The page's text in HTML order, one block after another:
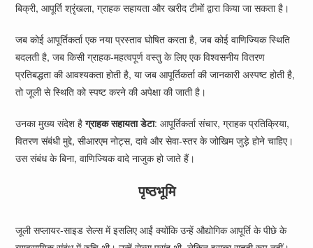
बिक्री, आपूर्ति श्रृंखला, ग्राहक सहायता और खरीद टीमों द्वारा किया जा सकता है।
जब कोई आपूर्तिकर्ता एक नया प्रस्ताव घोषित करता है, जब कोई वाणिज्यिक स्थिति
बदलती है, जब किसी ग्राहक-महत्वपूर्ण वस्तु के लिए एक विश्वसनीय वितरण
प्रतिबद्धता की आवश्यकता होती है, या जब आपूर्तिकर्ता की जानकारी अस्पष्ट होती है,
तो जूली से स्थिति को स्पष्ट करने की अपेक्षा की जाती है।
उनका मुख्य संदेश हैग्राहक सहायता डेटा: आपूर्तिकर्ता संचार, ग्राहक प्रतिक्रिया,
वितरण संबंधी मुद्दे, सीआरएम नोट्स, दावे और सेवा-स्तर के जोखिम जुड़े होने चाहिए।
उस संबंध के बिना, वाणिज्यिक वादे नाजुक हो जाते हैं।
पृष्ठभूमि
जूली सप्लायर-साइड सेल्स में इसलिए आईं क्योंकि उन्हें औद्योगिक आपूर्ति के पीछे के